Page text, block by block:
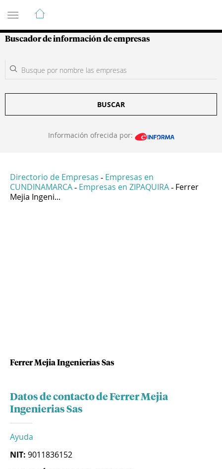
Guía de Empresas Colombianas
Buscador de información de empresas
BUSCAR
Información ofrecida por:
Directorio de Empresas - Empresas en
CUNDINAMARCA - Empresas en ZIPAQUIRA - Ferrer
Mejia Ingeni...
Ferrer Mejia Ingenierias Sas
Datos de contacto de Ferrer Mejia
Ingenierias Sas
Ayuda
NIT: 9011836152